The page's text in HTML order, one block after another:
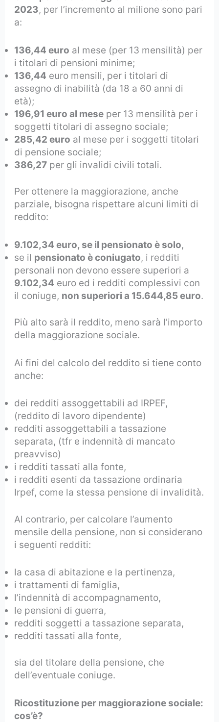
2023, per l’incremento al milione sono pari
a:
136,44 euro al mese (per 13 mensilità) per
i titolari di pensioni minime;
136,44 euro mensili, per i titolari di
assegno di inabilità (da 18 a 60 anni di
età);
196,91 euro al mese per 13 mensilità per i
soggetti titolari di assegno sociale;
285,42 euro al mese per i soggetti titolari
di pensione sociale;
386,27 per gli invalidi civili totali.
Per ottenere la maggiorazione, anche
parziale, bisogna rispettare alcuni limiti di
reddito:
9.102,34 euro, se il pensionato è solo,
se il pensionato è coniugato, i redditi
personali non devono essere superiori a
9.102,34 euro ed i redditi complessivi con
il coniuge, non superiori a 15.644,85 euro.
Più alto sarà il reddito, meno sarà l’importo
della maggiorazione sociale.
Ai fini del calcolo del reddito si tiene conto
anche:
dei redditi assoggettabili ad IRPEF,
(reddito di lavoro dipendente)
redditi assoggettabili a tassazione
separata, (tfr e indennità di mancato
preavviso)
i redditi tassati alla fonte,
i redditi esenti da tassazione ordinaria
Irpef, come la stessa pensione di invalidità.
Al contrario, per calcolare l’aumento
mensile della pensione, non si considerano
i seguenti redditi:
la casa di abitazione e la pertinenza,
i trattamenti di famiglia,
l’indennità di accompagnamento,
le pensioni di guerra,
redditi soggetti a tassazione separata,
redditi tassati alla fonte,
sia del titolare della pensione, che
dell’eventuale coniuge.
Ricostituzione per maggiorazione sociale:
cos’è?